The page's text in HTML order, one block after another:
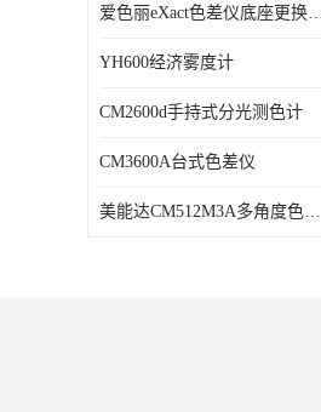
爱色丽eXact色差仪底
YH600经济雾度计
CM2600d手持式分光测色计
CM3600A台式色差仪
美能达CM512M3A多角度色差仪维修